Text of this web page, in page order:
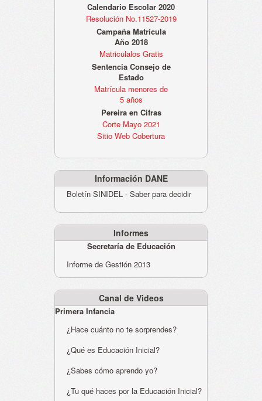
Calendario Escolar 2020
Resolución No.11527-2019
Campaña Matrícula
Año 2018
Matriculalos Gratis
Sentencia Consejo de
Estado
Matrícula menores de
5 años
Pereira en Cifras
Corte Mayo 2021
Sitio Web Cobertura
Información DANE
Boletín SINIDEL - Saber para decidir
Informes
Secretaría de Educación
Informe de Gestión 2013
Canal de Videos
Primera Infancia
¿Hace cuánto no te sorprendes?
¿Qué es Educación Inicial?
¿Sabes cómo aprendo yo?
¿Tu qué haces por la Educación Inicial?